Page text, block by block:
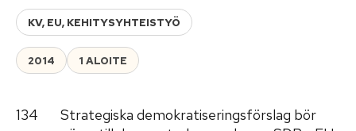
KV, EU, KEHITYSYHTEISTYÖ
2014 1 ALOITE
134
Strategiska demokratiseringsförslag bör